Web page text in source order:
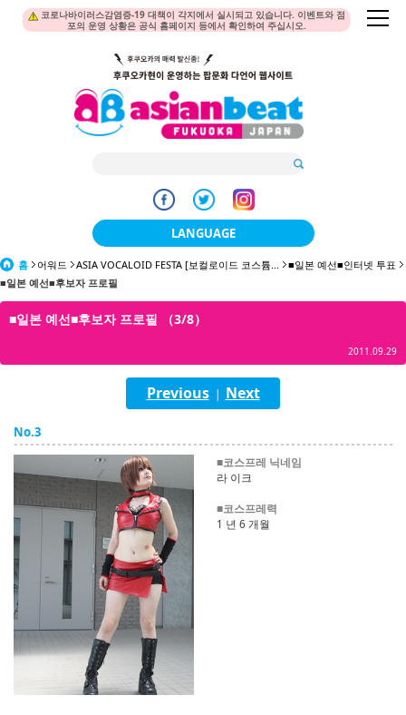
코로나바이러스감염증-19 대책이 각지에서 실시되고 있습니다. 이벤트와 점
포의 운영 상황은 공식 홈페이지 등에서 확인하여 주십시오.
LANGUAGE
日本語
한국어
繁體中文
English
ภาษาไทย
tiéng Viêt
Bahasa Indonesia
홈 어워드 ASIA VOCALOID FESTA [보컬로이드 코스튬...
■일본 예선■인터넷 투표
■일본 예선■후보자 프로필
■일본 예선■후보자 프로필 （3/8）
2011.09.29
Previous| Next
No.3
■코스프레 닉네임
라 이크
■코스프레력
1 년 6 개월